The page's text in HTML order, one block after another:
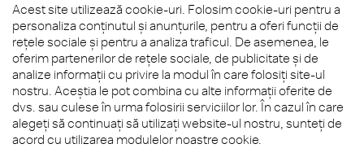
Acest site utilizează cookie-uri. Folosim cookie-uri pentru a
personaliza conținutul și anunțurile, pentru a oferi funcții de
rețele sociale și pentru a analiza traficul. De asemenea, le
oferim partenerilor de rețele sociale, de publicitate și de
analize informații cu privire la modul în care folosiți site-ul
nostru. Aceștia le pot combina cu alte informații oferite de
dvs. sau culese în urma folosirii serviciilor lor. În cazul în care
alegeți să continuați să utilizați website-ul nostru, sunteți de
acord cu utilizarea modulelor noastre cookie.